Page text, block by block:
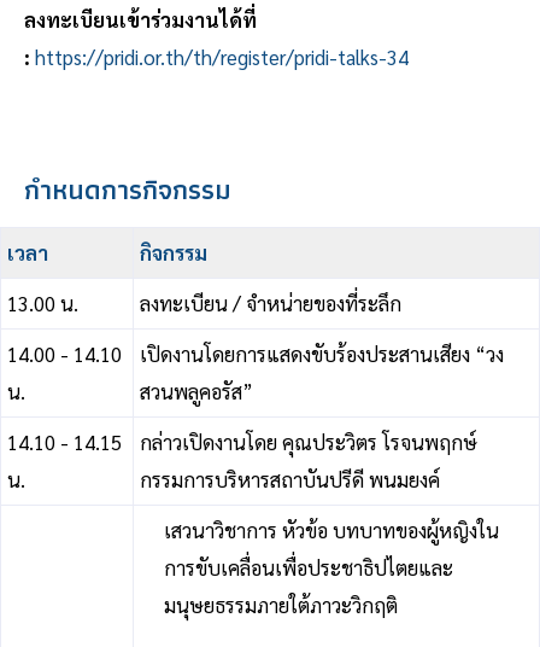
ลงทะเบียนเข้าร่วมงานได้ที่
: https://pridi.or.th/th/register/pridi-talks-34
กำหนดการกิจกรรม
เวลา
กิจกรรม
13.00 น.
ลงทะเบียน / จำหน่ายของที่ระลึก
14.00 - 14.10
น.
เปิดงานโดยการแสดงขับร้องประสานเสียง “วง
สวนพลูคอรัส”
14.10 - 14.15
น.
กล่าวเปิดงานโดย คุณประวิตร โรจนพฤกษ์
กรรมการบริหารสถาบันปรีดี พนมยงค์
เสวนาวิชาการ หัวข้อ บทบาทของผู้หญิงใน
การขับเคลื่อนเพื่อประชาธิปไตยและ
มนุษยธรรมภายใต้ภาวะวิกฤติ